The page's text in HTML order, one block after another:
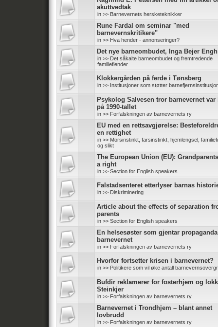
akuttvedtak
in >> Barnevernets hersketeknikker
Rune Fardal om seminar "med
barnevernskritikere"
in >> Hva hender - annonseringer?
Det nye barneombudet, Inga Bejer Engh
in >> Det såkalte barneombudet og fremtredende
familiefiender
Klokkergården på ferde i Tønsberg
in >> Institusjoner som støtter
Psykolog Salvesen tror barnevernet var
på 1990-tallet
in >> Forfalskningen av barnevernets ry
EU med en rettsavgjørelse:
en rettighet
in >> Morsinstinkt, farsinstinkt, hjemlengsel,
og slikt
The European Union (EU):
a right
in >> Section for English speakers
Falstadsenteret etterlyser barnas
in >> Diskriminering
Article about the effects of separation
parents
in >> Section for English speakers
En helsesøster som gjentar
barnevernet
in >> Forfalskningen av barnevernets ry
Hvorfor fortsetter krisen i barnevernet?
in >> Politikere som vil øke antall
Bufdir reklamerer for fosterhjem og
Steinkjer
in >> Forfalskningen av barnevernets ry
Barnevernet i Trondhjem – blant annet
lovbrudd
in >> Forfalskningen av barnevernets ry